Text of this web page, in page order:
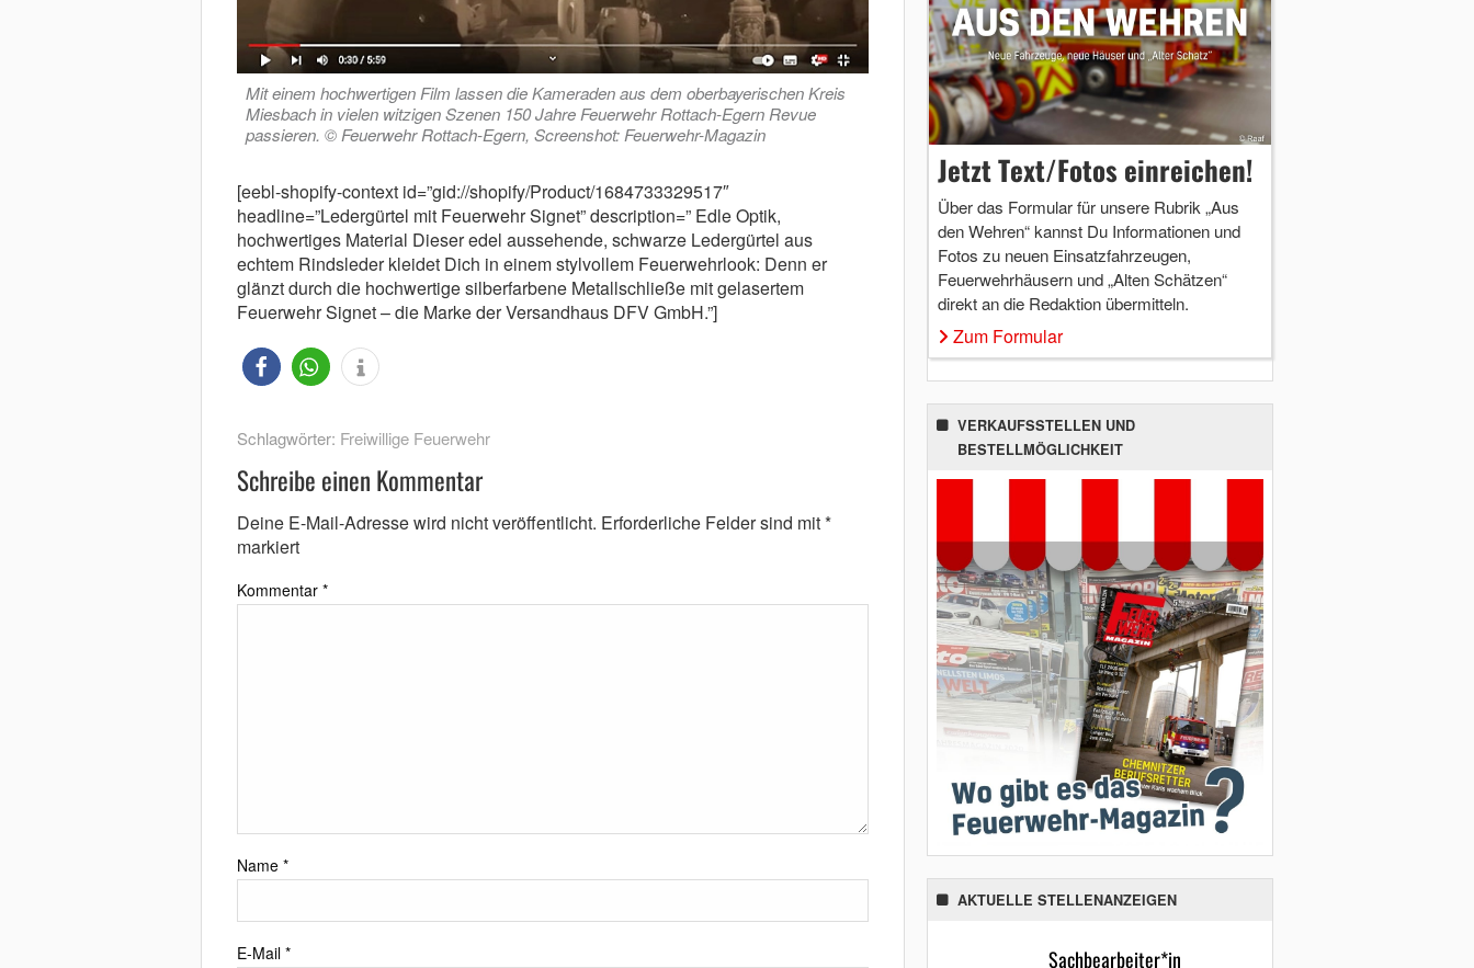
Mit einem hochwertigen Film lassen die Kameraden aus dem oberbayerischen Kreis
Miesbach in vielen witzigen Szenen 150 Jahre Feuerwehr Rottach-Egern Revue
passieren. © Feuerwehr Rottach-Egern, Screenshot: Feuerwehr-Magazin
[eebl-shopify-context id=”gid://shopify/Product/1684733329517″
headline=”Ledergürtel mit Feuerwehr Signet” description=” Edle Optik,
hochwertiges Material Dieser edel aussehende, schwarze Ledergürtel aus
echtem Rindsleder kleidet Dich in einem stylvollem Feuerwehrlook: Denn er
glänzt durch die hochwertige silberfarbene Metallschließe mit gelasertem
Feuerwehr Signet – die Marke der Versandhaus DFV GmbH.”]
Schlagwörter: Freiwillige Feuerwehr
Schreibe einen Kommentar
Deine E-Mail-Adresse wird nicht veröffentlicht. Erforderliche Felder sind mit*
markiert
Kommentar *
Name *
E-Mail *
Jetzt Text/Fotos einreichen!
Über das Formular für unsere Rubrik „Aus
den Wehren“ kannst Du Informationen und
Fotos zu neuen Einsatzfahrzeugen,
Feuerwehrhäusern und „Alten Schätzen“
direkt an die Redaktion übermitteln.
Zum Formular
VERKAUFSSTELLEN UND
BESTELLMÖGLICHKEIT
AKTUELLE STELLENANZEIGEN
Sachbearbeiter*in